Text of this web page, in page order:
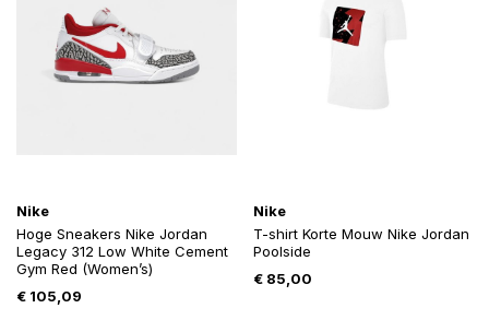
Nike
Hoge Sneakers Nike Jordan
Legacy 312 Low White Cement
Gym Red (Women’s)
€ 105,09
Nike
T-shirt Korte Mouw Nike Jordan
Poolside
€85,00